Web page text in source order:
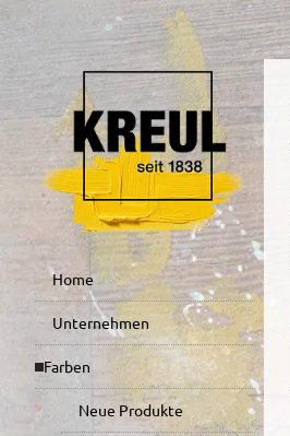
Home
Unternehmen
Farben
Neue Produkte